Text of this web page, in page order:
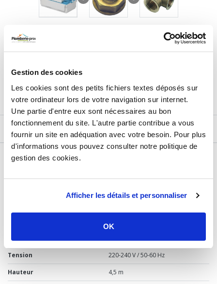
Gestion des cookies
Les cookies sont des petits fichiers textes déposés sur
votre ordinateur lors de votre navigation sur internet.
Une partie d'entre eux sont nécessaires au bon
fonctionnement du site. L'autre partie contribue a vous
fournir un site en adéquation avec votre besoin. Pour plus
d'informations vous pouvez consulter notre politique de
gestion des cookies.
Afficher les détails et personnaliser
OK
- Volume du réservoir : 2,2 l
- Refoulement vertical max : 4,5 m
- Température des eaux entrantes : max 80 °C (S3 15 %)
- Puissance max. absorbée : 60 W
- Indice de protection : IP 24
- Niveau sonore < 45 dB(A)
Fabriquée en France.
Prix total de la sélection : 117,83€TTC
DÉTAILS TECHNIQUES
Type de produit Pompe à condensats
Chauffage, climatisation
Marque SFA
Ø des entrées : 28 mm et Ø int. de
Tension 220-240 V / 50-60 Hz
Hauteur 4,5 m